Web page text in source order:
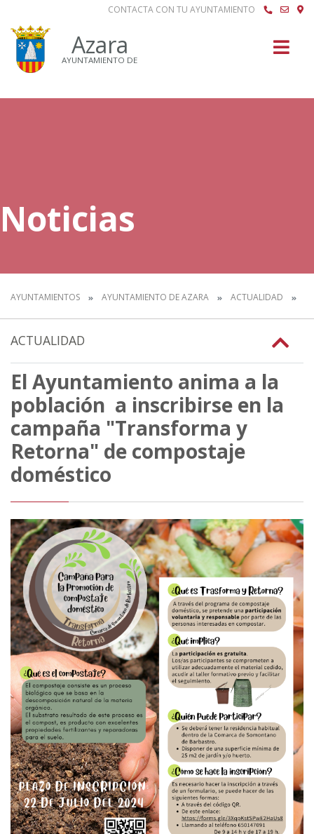
CONTACTA CON TU AYUNTAMIENTO
Azara
AYUNTAMIENTO DE
Noticias
AYUNTAMIENTOS AYUNTAMIENTO DE AZARA ACTUALIDAD
ACTUALIDAD
El Ayuntamiento anima a la
población a inscribirse en la
campaña "Transforma y
Retorna" de compostaje
doméstico